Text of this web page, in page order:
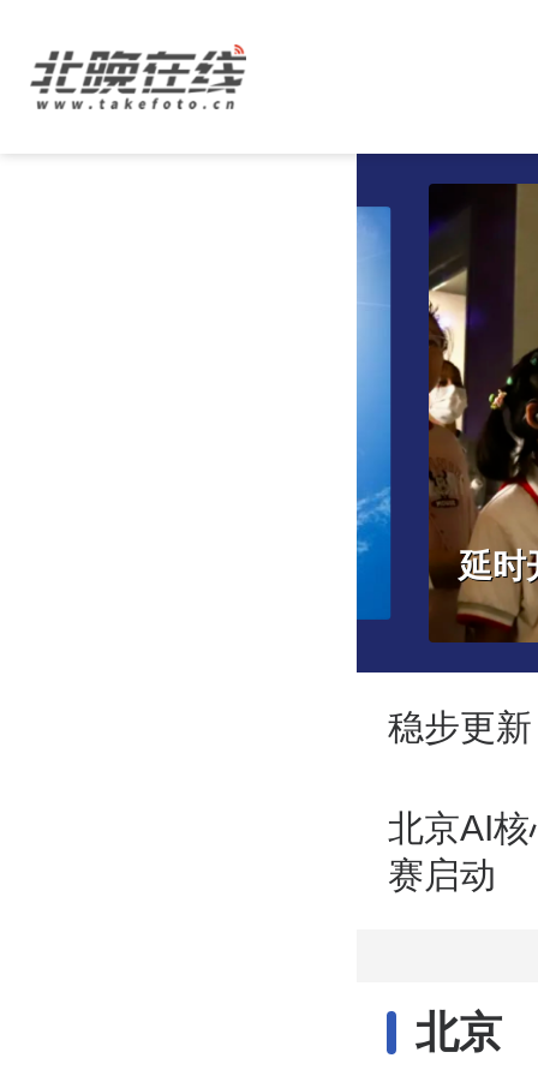
稳步更
北京AI
赛启动
北京